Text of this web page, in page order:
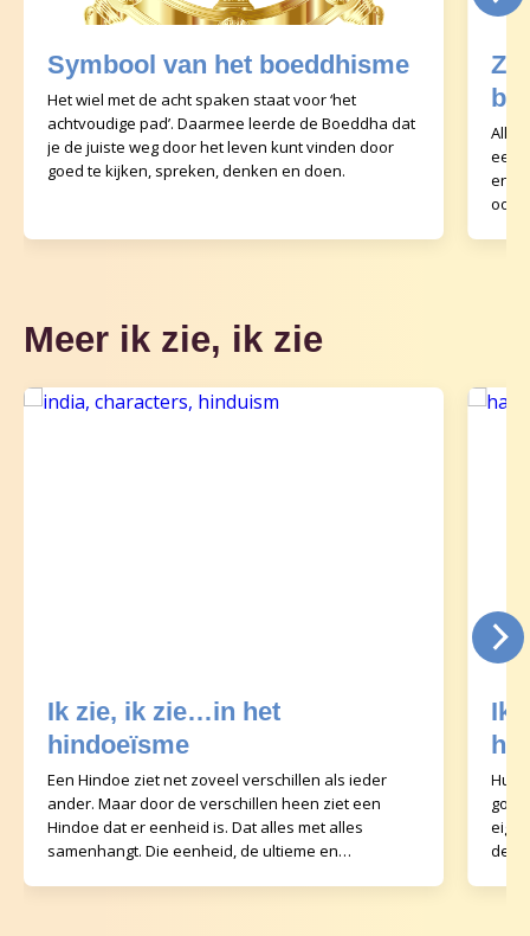
Symbool van het boeddhisme
Het wiel met de acht spaken staat voor ‘het
achtvoudige pad’. Daarmee leerde de Boeddha dat
je de juiste weg door het leven kunt vinden door
goed te kijken, spreken, denken en doen.
en
ook
Meer ik zie, ik zie
Ik zie, ik zie…in het
hindoeïsme
Een Hindoe ziet net zoveel verschillen als ieder
ander. Maar door de verschillen heen ziet een
Hindoe dat er eenheid is. Dat alles met alles
samenhangt. Die eenheid, de ultieme en
Ik